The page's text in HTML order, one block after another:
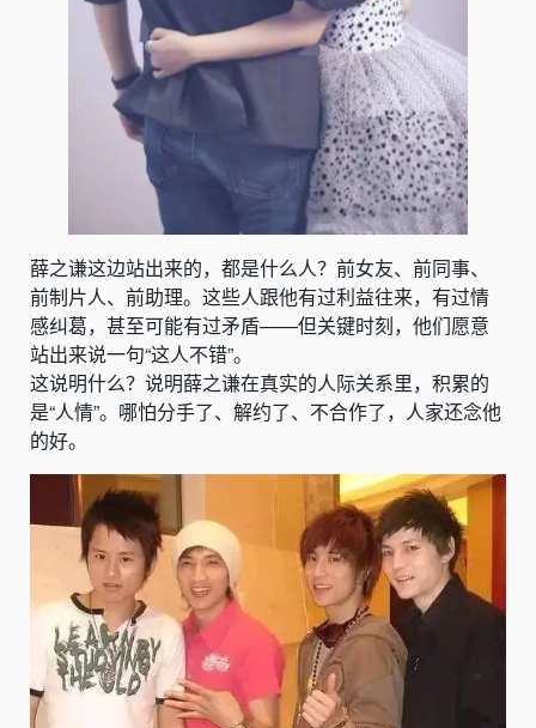
薛之谦这边站出来的，都是什么人？前女友、前同事、
前制片人、前助理。这些人跟他有过利益往来，有过情
感纠葛，甚至可能有过矛盾——但关键时刻，他们愿意
站出来说一句“这人不错”。
这说明什么？说明薛之谦在真实的人际关系里，积累的
是“人情”。哪怕分手了、解约了、不合作了，人家还念他
的好。